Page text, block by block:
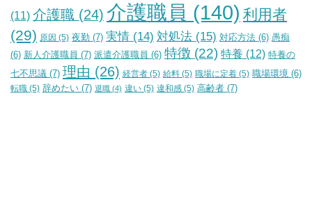
(11) 介護職 (24) 介護職員 (140) 利用者
(29) 原因 (5) 夜勤 (7) 実情 (14) 対処法 (15) 対応方法 (6) 愚痴
(6) 新人介護職員 (7) 派遣介護職員 (6) 特徴 (22) 特養 (12) 特養の
七不思議 (7) 理由 (26) 経営者 (5) 給料 (5) 職場に定着 (5) 職場環境 (6)
転職 (5) 辞めたい (7) 退職 (4) 違い (5) 違和感 (5) 高齢者 (7)